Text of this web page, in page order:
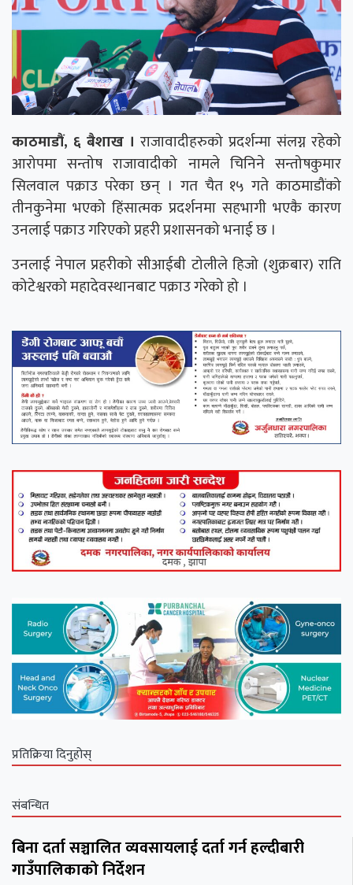
काठमाडौं, ६ बैशाख । राजावादीहरुको प्रदर्शन्मा संलग्न रहेको
आरोपमा सन्तोष राजावादीको नामले चिनिने सन्तोषकुमार
सिलवाल पक्राउ परेका छन् । गत चैत १५ गते काठमाडौंको
तीनकुनेमा भएको हिंसात्मक प्रदर्शनमा सहभागी भएकै कारण
उनलाई पक्राउ गरिएको प्रहरी प्रशासनको भनाई छ ।
उनलाई नेपाल प्रहरीको सीआईबी टोलीले हिजो (शुक्रबार) राति
कोटेश्वरको महादेवस्थानबाट पक्राउ गरेको हो ।
प्रतिक्रिया दिनुहोस्
संबन्धित
बिना दर्ता सञ्चालित व्यवसायलाई दर्ता गर्न हल्दीबारी
गाउँपालिकाको निर्देशन